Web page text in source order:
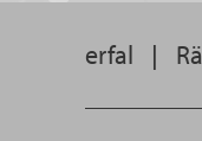
erfal |